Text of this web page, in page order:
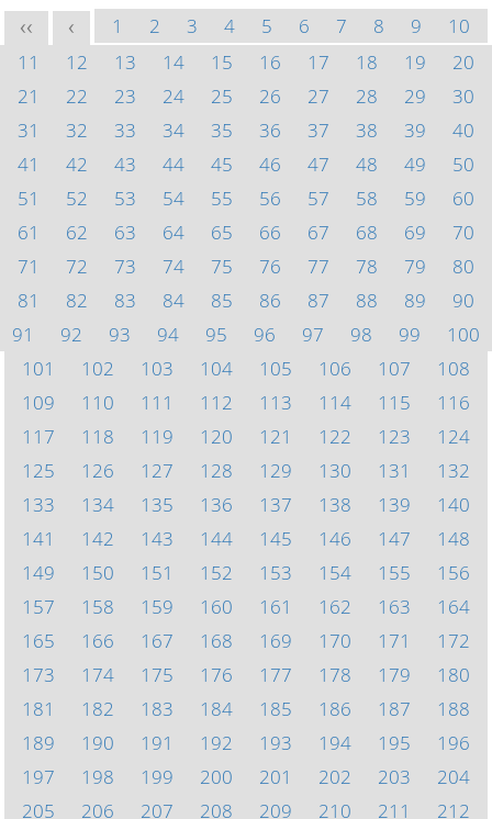
<< < 1 2 3 4 5 6 7 8 9
10
11
12 13 14 15 16 17 18 19
20
21
22 23 24 25 26 27 28 29
30
31
32 33 34 35 36 37 38 39
40
41
42 43 44 45 46 47 48 49
50
51
52 53 54 55 56 57 58 59
60
61
62 63 64 65 66 67 68 69
70
71
72 73 74 75 76 77 78 79
80
81
82 83 84 85 86 87 88 89
90
91
92 93 94 95 96 97 98 99
100
101
102 103 104 105 106 107
108
109
110 111 112 113 114 115
116
117
118 119 120 121 122 123
124
125
126 127 128 129 130 131
132
133
134 135 136 137 138 139
140
141
142 143 144 145 146 147
148
149
150 151 152 153 154 155
156
157
158 159 160 161 162 163
164
165
166 167 168 169 170 171
172
173
174 175 176 177 178 179
180
181
182 183 184 185 186 187
188
189
190 191 192 193 194 195
196
197
198 199 200 201 202 203
204
205
206 207 208 209 210 211
212